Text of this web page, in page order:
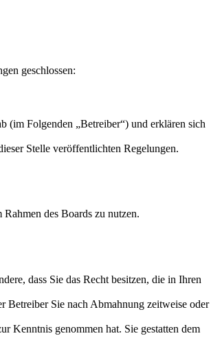
geschlossen:
(im Folgenden „Betreiber“) und erklären sich
Stelle veröffentlichten Regelungen.
des Boards zu nutzen.
dass Sie das Recht besitzen, die in Ihren
Betreiber Sie nach Abmahnung zeitweise oder
Kenntnis genommen hat. Sie gestatten dem